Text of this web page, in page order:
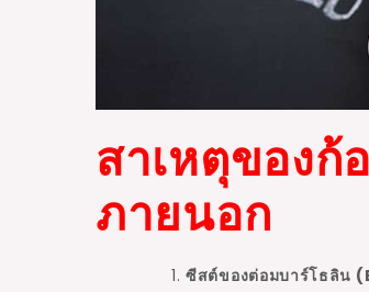
สาเหตุของ
ภายนอก
ซีสต์ของต่อมบาร์โธลิน